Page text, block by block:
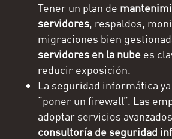
Tener un plan de
servidores, respaldos,
migraciones bien
servidores en la nubees
reducir exposición.
La seguridad informática
“poner un firewall”. Las
adoptar servicios
consultoría de seguridad